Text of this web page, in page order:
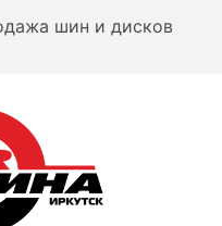
шин и дисков